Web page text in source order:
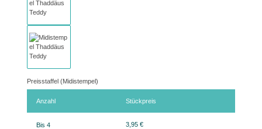
Preisstaffel (Midistempel)
Anzahl Stückpreis
Bis 4 3,95 €